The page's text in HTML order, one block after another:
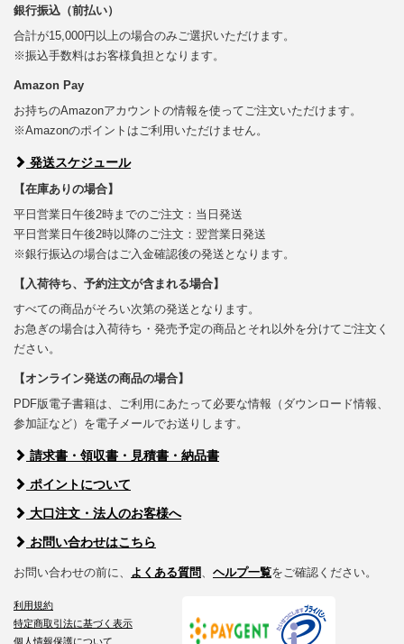
銀行振込（前払い）
合計が15,000円以上の場合のみご選択いただけます。
※振込手数料はお客様負担となります。
Amazon Pay
お持ちのAmazonアカウントの情報を使ってご注文いただけます。
※Amazonのポイントはご利用いただけません。
発送スケジュール
【在庫ありの場合】
平日営業日午後2時までのご注文：当日発送
平日営業日午後2時以降のご注文：翌営業日発送
※銀行振込の場合はご入金確認後の発送となります。
【入荷待ち、予約注文が含まれる場合】
すべての商品がそろい次第の発送となります。
お急ぎの場合は入荷待ち・発売予定の商品とそれ以外を分けてご注文く
ださい。
【オンライン発送の商品の場合】
PDF版電子書籍は、ご利用にあたって必要な情報（ダウンロード情報、
参加証など）を電子メールでお送りします。
請求書・領収書・見積書・納品書
ポイントについて
大口注文・法人のお客様へ
お問い合わせはこちら
お問い合わせの前に、 よくある質問、 ヘルプ一覧をご確認ください。
利用規約
特定商取引法に基づく表示
個人情報保護について